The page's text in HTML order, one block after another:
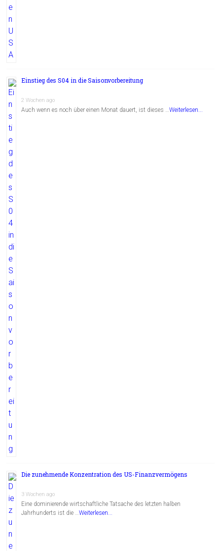
Einstieg des S04 in die Saisonvorbereitung
2 Wochen ago
Auch wenn es noch über einen Monat dauert, ist dieses …Weiterlesen...
Die zunehmende Konzentration des US-Finanzvermögens
3 Wochen ago
Eine dominierende wirtschaftliche Tatsache des letzten halben
Jahrhunderts ist die …Weiterlesen...